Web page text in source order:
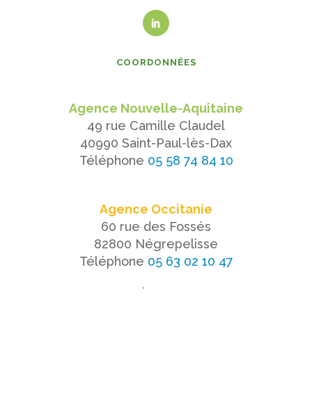
COORDONNÉES
Agence Nouvelle-Aquitaine
49 rue Camille Claudel
40990 Saint-Paul-lès-Dax
Téléphone 05 58 74 84 10
Agence Occitanie
60 rue des Fossés
82800 Négrepelisse
Téléphone 05 63 02 10 47